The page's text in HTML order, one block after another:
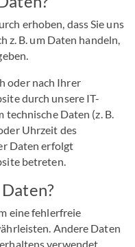
erhoben, dass Sie uns
z. B. um Daten handeln,
oder nach Ihrer
durch unsere IT-
technische Daten (z. B.
Uhrzeit des
Daten erfolgt
betreten.
eine fehlerfreie
Andere Daten
verwendet